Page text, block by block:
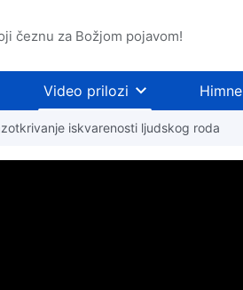
čeznu za Božjom pojavom!
Video prilozi Himne
iskvarenosti ljudskog roda